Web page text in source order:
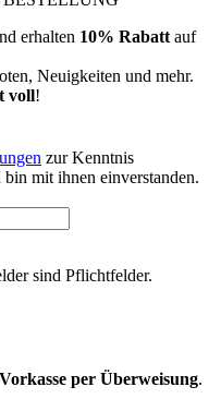
erhalten 10% Rabatt auf
Neuigkeiten und mehr.
voll!
zur Kenntnis
bin mit ihnen einverstanden.
sind Pflichtfelder.
Vorkasse per Überweisung.